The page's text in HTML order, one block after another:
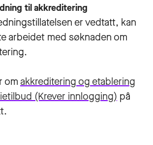
til akkreditering
er vedtatt, kan
arbeidet med søknaden om
om akkreditering og etablering
(Krever innlogging) på